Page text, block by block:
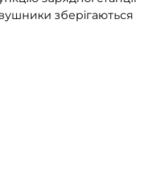
зберігаються